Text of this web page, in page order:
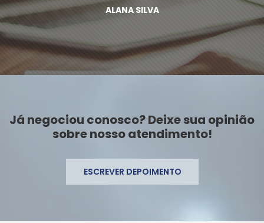
ALANA SILVA
Já negociou conosco? Deixe sua opinião
sobre nosso atendimento!
ESCREVER DEPOIMENTO